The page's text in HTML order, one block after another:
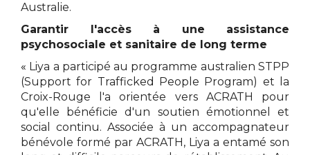
Australie.
Garantir l'accès à une assistance
psychosociale et sanitaire de long terme
« Liya a participé au programme australien STPP
(Support for Trafficked People Program) et la
Croix-Rouge l'a orientée vers ACRATH pour
qu'elle bénéficie d'un soutien émotionnel et
social continu. Associée à un accompagnateur
bénévole formé par ACRATH, Liya a entamé son